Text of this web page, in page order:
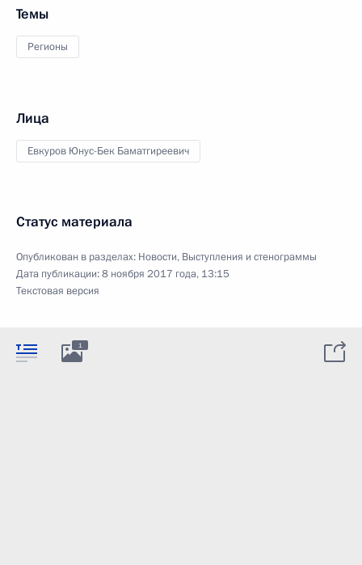
Темы
Регионы
Лица
Евкуров Юнус-Бек Баматгиреевич
Статус материала
Опубликован в разделах: Новости, Выступления и стенограммы
Дата публикации:8 ноября 2017 года, 13:15
Текстовая версия
1